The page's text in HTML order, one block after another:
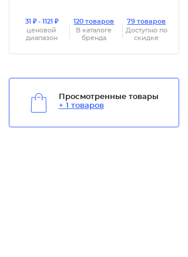
31 ₽ - 1121 ₽
ценовой
диапазон
120 товаров
В каталоге
бренда
79 товаров
Доступно по
скидке
Просмотренные товары
+ 1 товаров